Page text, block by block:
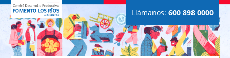
Llámanos: 600 898 0000